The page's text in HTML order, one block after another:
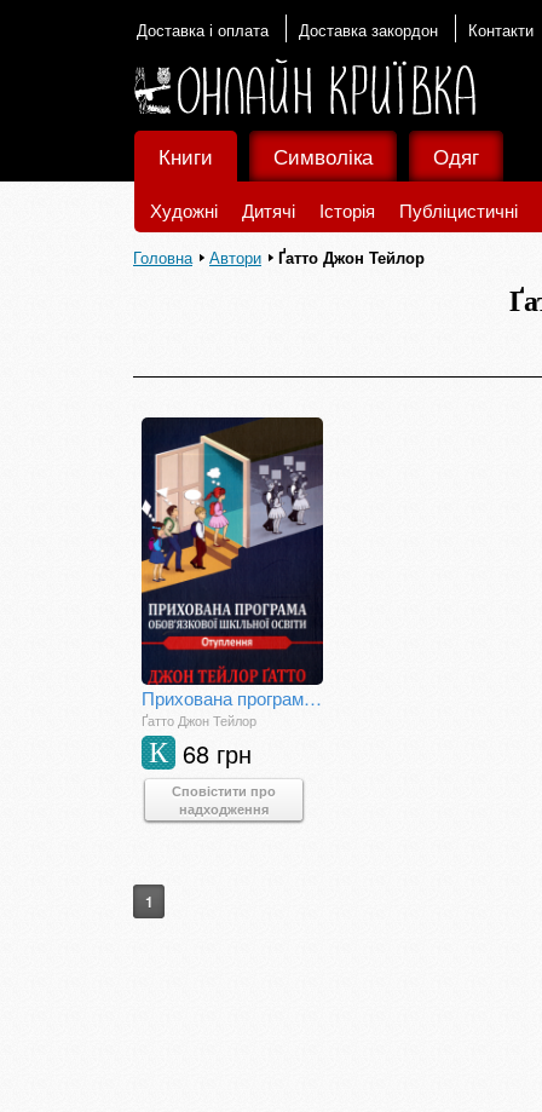
Доставка і оплата Доставка закордон Контакти
Книги
Художні Дитячі Історія Публіцистичні
Символіка Одяг
Головна Автори Ґатто Джон Тейлор
Прихована програма обов'язкової шкільної освіти. Отуплення
Ґатто Джон Тейлор
68 грн
К
Сповістити про
надходження
1